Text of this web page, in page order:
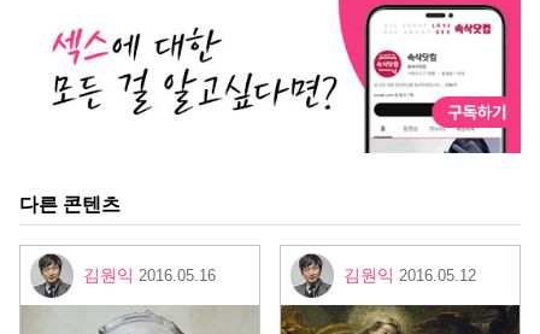
다른 콘텐츠
김원익 2016.05.16 김원익 2016.05.12